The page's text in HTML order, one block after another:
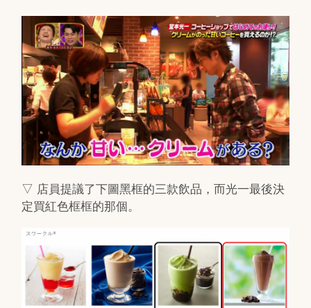
▽ 店員提議了下圖黑框的三款飲品，而光一最後決
定買紅色框框的那個。